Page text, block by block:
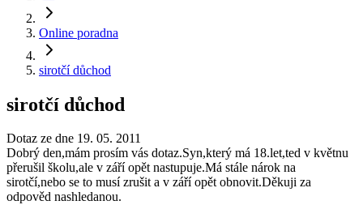
Online poradna
sirotčí důchod
sirotčí důchod
Dotaz ze dne 19. 05. 2011
Dobrý den,mám prosím vás dotaz.Syn,který má 18.let,ted v květnu
přerušil školu,ale v září opět nastupuje.Má stále nárok na
sirotčí,nebo se to musí zrušit a v září opět obnovit.Děkuji za
odpověd nashledanou.